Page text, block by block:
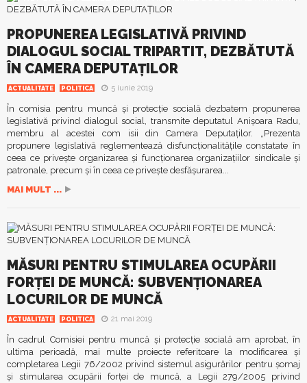
PROPUNEREA LEGISLATIVĂ PRIVIND
DIALOGUL SOCIAL TRIPARTIT, DEZBĂTUTĂ
ÎN CAMERA DEPUTAȚILOR
ACTUALITATE POLITICA 5 iunie 2019
În comisia pentru muncă şi protecţie socială dezbatem propunerea
legislativă privind dialogul social, transmite deputatul Anișoara Radu,
membru al acestei com isii din Camera Deputaților. „Prezenta
propunere legislativă reglementează disfuncţionalităţile constatate în
ceea ce privește organizarea şi funcționarea organizațiilor sindicale şi
patronale, precum şi în ceea ce privește desfășurarea...
MAI MULT ...
MĂSURI PENTRU STIMULAREA OCUPĂRII
FORŢEI DE MUNCĂ: SUBVENŢIONAREA
LOCURILOR DE MUNCĂ
ACTUALITATE POLITICA 21 mai 2019
În cadrul Comisiei pentru muncă şi protecţie socială am aprobat, în
ultima perioadă, mai multe proiecte referitoare la modificarea şi
completarea Legii 76/2002 privind sistemul asigurărilor pentru şomaj
şi stimularea ocupării forţei de muncă, a Legii 279/2005 privind